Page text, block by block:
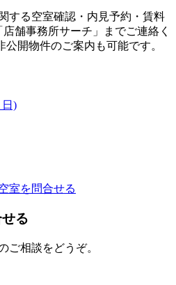
する空室確認・内見予約・賃料
舗事務所サーチ」までご連絡く
開物件のご案内も可能です。
日)
室を問合せる
る
ご相談をどうぞ。